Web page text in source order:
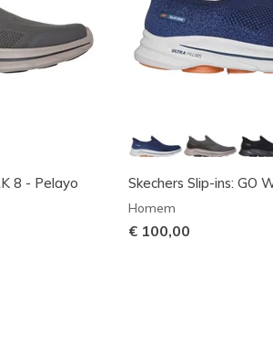
8 - Pelayo Skechers Slip-ins: GO
Homem
€ 100,00